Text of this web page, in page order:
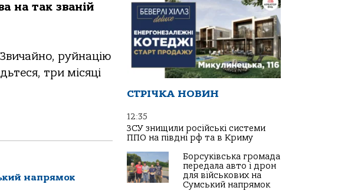
на так званій
руйнацію
три місяці
напрямок
СТРІЧКА НОВИН
12:35
ЗСУ знищили російські системи
ППО на півдні рф та в Криму
Борсуківська громада
передала авто і дрон
для військових на
Сумський напрямок